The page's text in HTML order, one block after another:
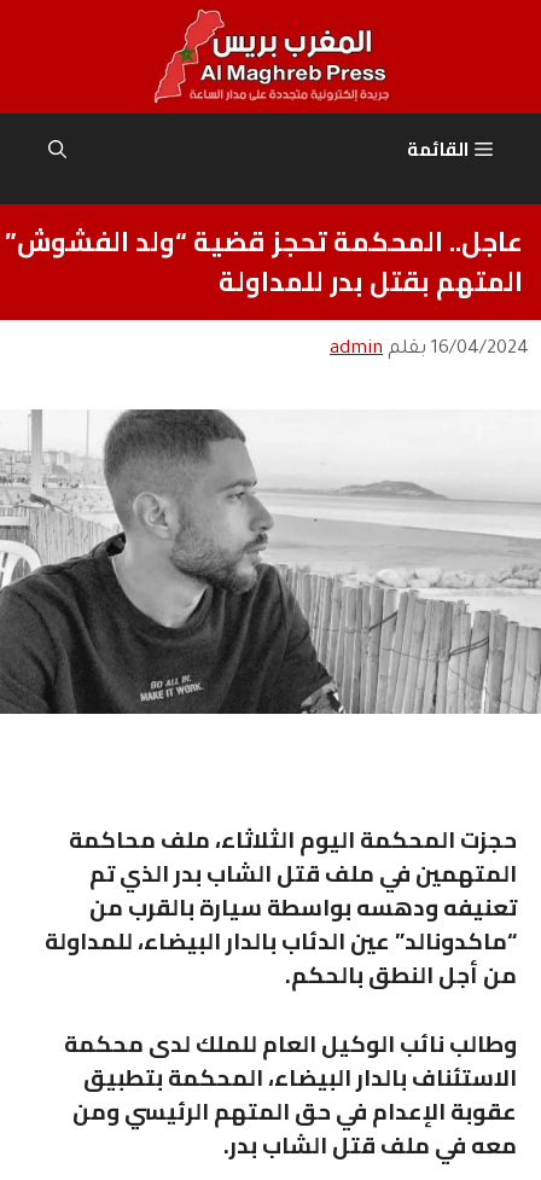
القائمة
عاجل.. المحكمة تحجز قضية “ولد الفشوش”
المتهم بقتل بدر للمداولة
16/04/2024 بقلم admin
حجزت المحكمة اليوم الثلاثاء، ملف محاكمة
المتهمين في ملف قتل الشاب بدر الذي تم
تعنيفه ودهسه بواسطة سيارة بالقرب من
“ماكدونالد” عين الدئاب بالدار البيضاء، للمداولة
من أجل النطق بالحكم.
وطالب نائب الوكيل العام للملك لدى محكمة
الاستئناف بالدار البيضاء، المحكمة بتطبيق
عقوبة الإعدام في حق المتهم الرئيسي ومن
معه في ملف قتل الشاب بدر.